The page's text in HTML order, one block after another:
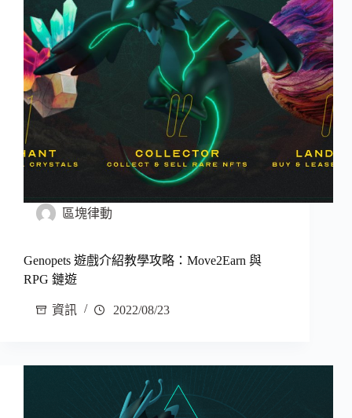
區塊律動
Genopets 遊戲介紹教學攻略：Move2Earn 與
RPG 鏈遊
資訊 2022/08/23